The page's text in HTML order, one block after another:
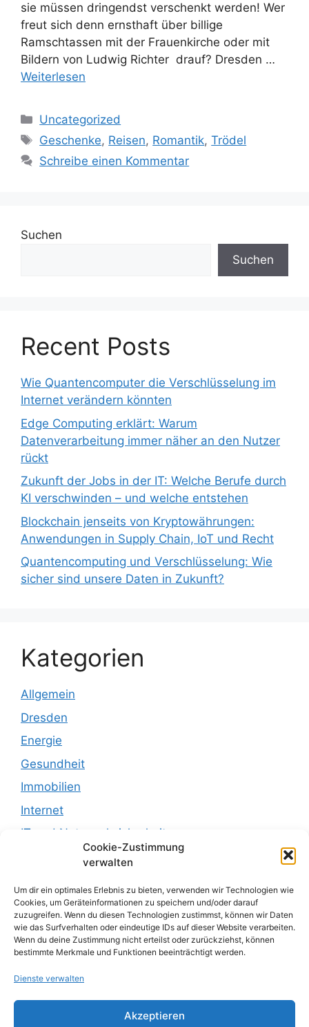
Cookie-Zustimmung
verwalten
Um dir ein optimales Erlebnis zu bieten, verwenden wir Technologien wie
Cookies, um Geräteinformationen zu speichern und/oder darauf
zuzugreifen. Wenn du diesen Technologien zustimmst, können wir Daten
wie das Surfverhalten oder eindeutige IDs auf dieser Website verarbeiten.
Wenn du deine Zustimmung nicht erteilst oder zurückziehst, können
bestimmte Merkmale und Funktionen beeinträchtigt werden.
Dienste verwalten
Akzeptieren
sie müssen dringendst verschenkt werden! Wer
freut sich denn ernsthaft über billige
Ramschtassen mit der Frauenkirche oder mit
Bildern von Ludwig Richter drauf? Dresden …
Weiterlesen
Kategorien
Uncategorized
Schlagwörter
Geschenke, Reisen, Romantik,Trödel
Schreibe einen Kommentar
Suchen
Suchen
Recent Posts
Wie Quantencomputer die Verschlüsselung im
Internet verändern könnten
Edge Computing erklärt: Warum
Datenverarbeitung immer näher an den Nutzer
rückt
Zukunft der Jobs in der IT: Welche Berufe durch
KI verschwinden – und welche entstehen
Blockchain jenseits von Kryptowährungen:
Anwendungen in Supply Chain, IoT und Recht
Quantencomputing und Verschlüsselung: Wie
sicher sind unsere Daten in Zukunft?
Kategorien
Allgemein
Dresden
Energie
Gesundheit
Immobilien
Internet
IT und Netzwerksicherheit
Recht und Justiz
Reisen
sachsen
sonstiges